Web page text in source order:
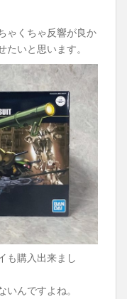
ゃくちゃ反響が良か
いと思います。
も購入出来まし
んですよね。